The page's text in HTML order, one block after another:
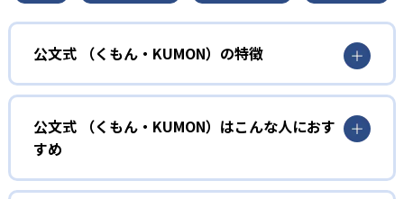
公文式 （くもん・KUMON）の特徴
01
無学年式の学力別学習
KUMONでは、年齢や学年にとらわれずに、一人ひとりの学
力に応じたレベルから学習を始めている。
確実に100点が取れるレベルから少しずつ難易度を上げてい
公文式 （くもん・KUMON）はこんな人におす
すめ
幼児